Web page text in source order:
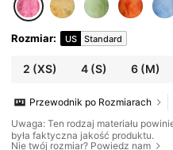
Rozmiar: US Standard
2 (XS) 4(S) 6(M)
Przewodnik po Rozmiarach
Uwaga: Ten rodzaj materiału
była faktyczna jakość produktu.
Nie twój rozmiar? Powiedz nam